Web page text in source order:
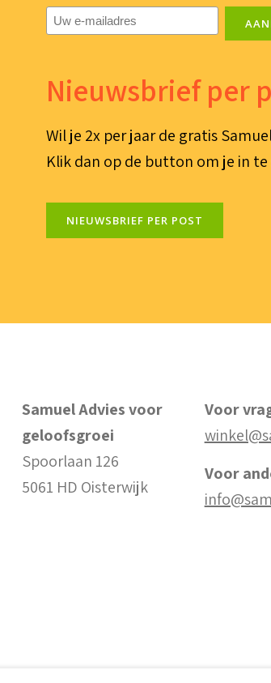
E-
mailadres(Vereist)
Nieuwsbrief per
Wil je 2x per jaar de gratis
Klik dan op de button om je in te
NIEUWSBRIEF PER POST
Samuel Advies voor
geloofsgroei
Spoorlaan 126
5061 HD Oisterwijk
Voor
Voor